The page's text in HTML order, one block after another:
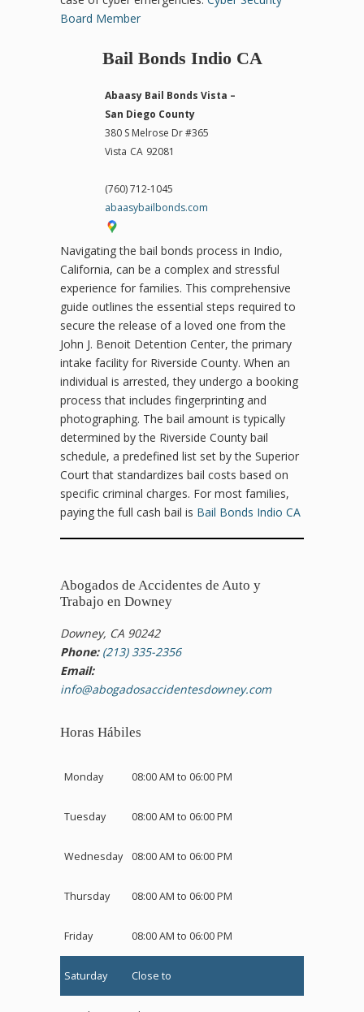
Board Member
Bail Bonds Indio CA
Abaasy Bail Bonds Vista –
San Diego County
380 S Melrose Dr #365
Vista CA 92081
(760) 712-1045
abaasybailbonds.com
Navigating the bail bonds process in Indio,
California, can be a complex and stressful
experience for families. This comprehensive
guide outlines the essential steps required to
secure the release of a loved one from the
John J. Benoit Detention Center, the primary
intake facility for Riverside County. When an
individual is arrested, they undergo a booking
process that includes fingerprinting and
photographing. The bail amount is typically
determined by the Riverside County bail
schedule, a predefined list set by the Superior
Court that standardizes bail costs based on
specific criminal charges. For most families,
paying the full cash bail is Bail Bonds Indio CA
Abogados de Accidentes de Auto y
Trabajo en Downey
Downey, CA 90242
Phone: (213) 335-2356
Email:
info@abogadosaccidentesdowney.com
Horas Hábiles
Monday 08:00 AM to 06:00 PM
Tuesday 08:00 AM to 06:00 PM
Wednesday 08:00 AM to 06:00 PM
Thursday 08:00 AM to 06:00 PM
Friday 08:00 AM to 06:00 PM
Saturday Close to